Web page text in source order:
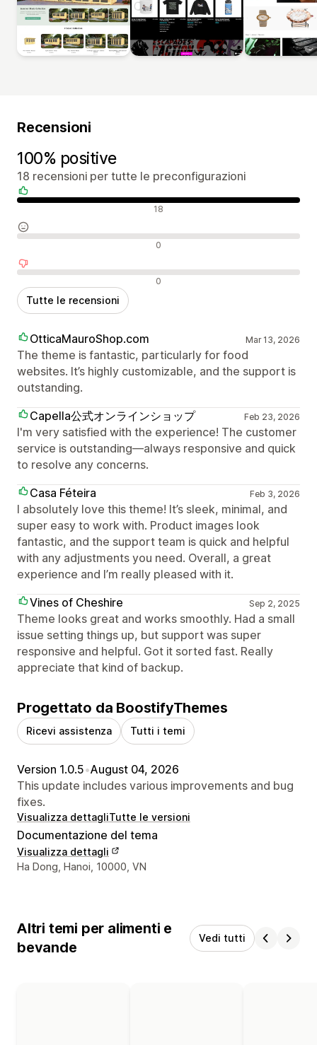
Recensioni
100% positive
18 recensioni per tutte le preconfigurazioni
Recensioni positive 18
Recensioni neutrali 0
Recensioni negative 0
Tutte le recensioni
OtticaMauroShop.com Mar 13, 2026
The theme is fantastic, particularly for food
websites. It’s highly customizable, and the support is
outstanding.
Capella公式オンラインショップ
Feb 23, 2026
I'm very satisfied with the experience! The customer
service is outstanding—always responsive and quick
to resolve any concerns.
Casa Féteira
Feb 3, 2026
I absolutely love this theme! It’s sleek, minimal, and
super easy to work with. Product images look
fantastic, and the support team is quick and helpful
with any adjustments you need. Overall, a great
experience and I’m really pleased with it.
Vines of Cheshire
Sep 2, 2025
Theme looks great and works smoothly. Had a small
issue setting things up, but support was super
responsive and helpful. Got it sorted fast. Really
appreciate that kind of backup.
Progettato da BoostifyThemes
Ricevi assistenza Tutti i temi
Version 1.0.5•August 04, 2026
This update includes various improvements and bug
fixes.
Visualizza dettagliTutte le versioni
Documentazione del tema
Visualizza dettagli
Recapiti del designer
Ha Dong, Hanoi, 10000, VN
Altri temi per alimenti e
bevande
Vedi tutti